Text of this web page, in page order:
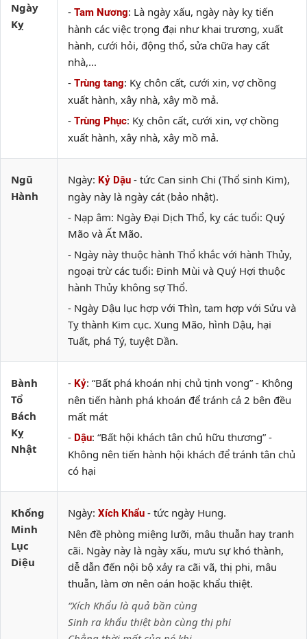
Ngày
Kỵ
- Tam Nương: Là ngày xấu, ngày này kỵ tiến
hành các việc trọng đại như khai trương, xuất
hành, cưới hỏi, động thổ, sửa chữa hay cất
nhà,...
- Trùng tang: Kỵ chôn cất, cưới xin, vợ chồng
xuất hành, xây nhà, xây mồ mả.
- Trùng Phục: Kỵ chôn cất, cưới xin, vợ chồng
xuất hành, xây nhà, xây mồ mả.
Ngũ
Hành
Ngày: Kỷ Dậu - tức Can sinh Chi (Thổ sinh Kim),
ngày này là ngày cát (bảo nhật).
- Nạp âm: Ngày Đại Dịch Thổ, kỵ các tuổi: Quý
Mão và Ất Mão.
- Ngày này thuộc hành Thổ khắc với hành Thủy,
ngoại trừ các tuổi: Đinh Mùi và Quý Hợi thuộc
hành Thủy không sợ Thổ.
- Ngày Dậu lục hợp với Thìn, tam hợp với Sửu và
Tỵ thành Kim cục. Xung Mão, hình Dậu, hại
Tuất, phá Tý, tuyệt Dần.
Bành
Tổ
Bách
Kỵ
Nhật
- Kỷ: “Bất phá khoán nhị chủ tịnh vong” - Không
nên tiến hành phá khoán để tránh cả 2 bên đều
mất mát
- Dậu: “Bất hội khách tân chủ hữu thương” -
Không nên tiến hành hội khách để tránh tân chủ
có hại
Khổng
Minh
Lục
Diệu
Ngày: Xích Khẩu - tức ngày Hung.
Nên đề phòng miệng lưỡi, mâu thuẫn hay tranh
cãi. Ngày này là ngày xấu, mưu sự khó thành,
dễ dẫn đến nội bộ xảy ra cãi vã, thị phi, mâu
thuẫn, làm ơn nên oán hoặc khẩu thiệt.
“Xích Khẩu là quả bần cùng
Sinh ra khẩu thiệt bàn cùng thị phi